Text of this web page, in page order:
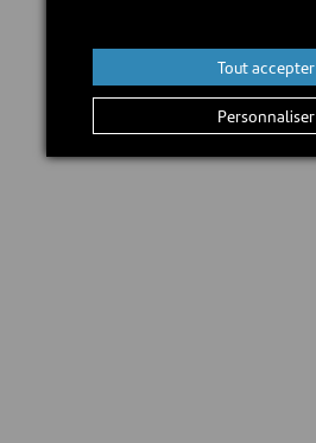
Personnaliser
Tout accepter